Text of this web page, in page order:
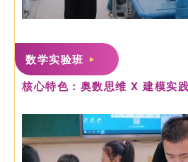
数学实验班
核心特色：奥数思维 X 建模实践